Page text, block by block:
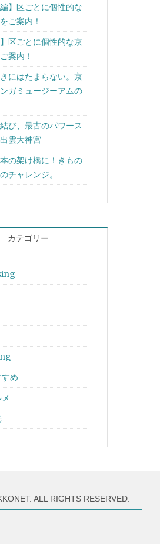
編】区ごとに個性的な
ご案内！
】区ごとに個性的な京
案内！
にはたまらない。京
ガミュージーアムの
び、最古のパワース
雲大神宮
の架け橋に！きもの
チャレンジ。
カテゴリー
め
ALL RIGHTS RESERVED.